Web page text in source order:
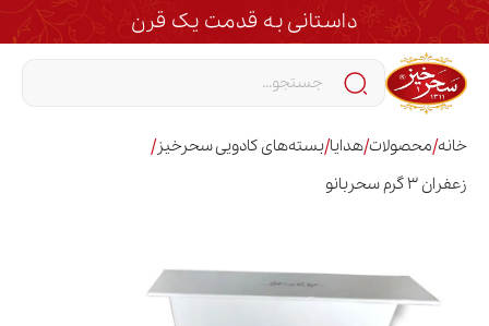
داستانی به قدمت یک قرن
خانه/محصولات/هدایا/بسته‌های کادویی سحرخیز/
زعفران 3 گرم سحربانو